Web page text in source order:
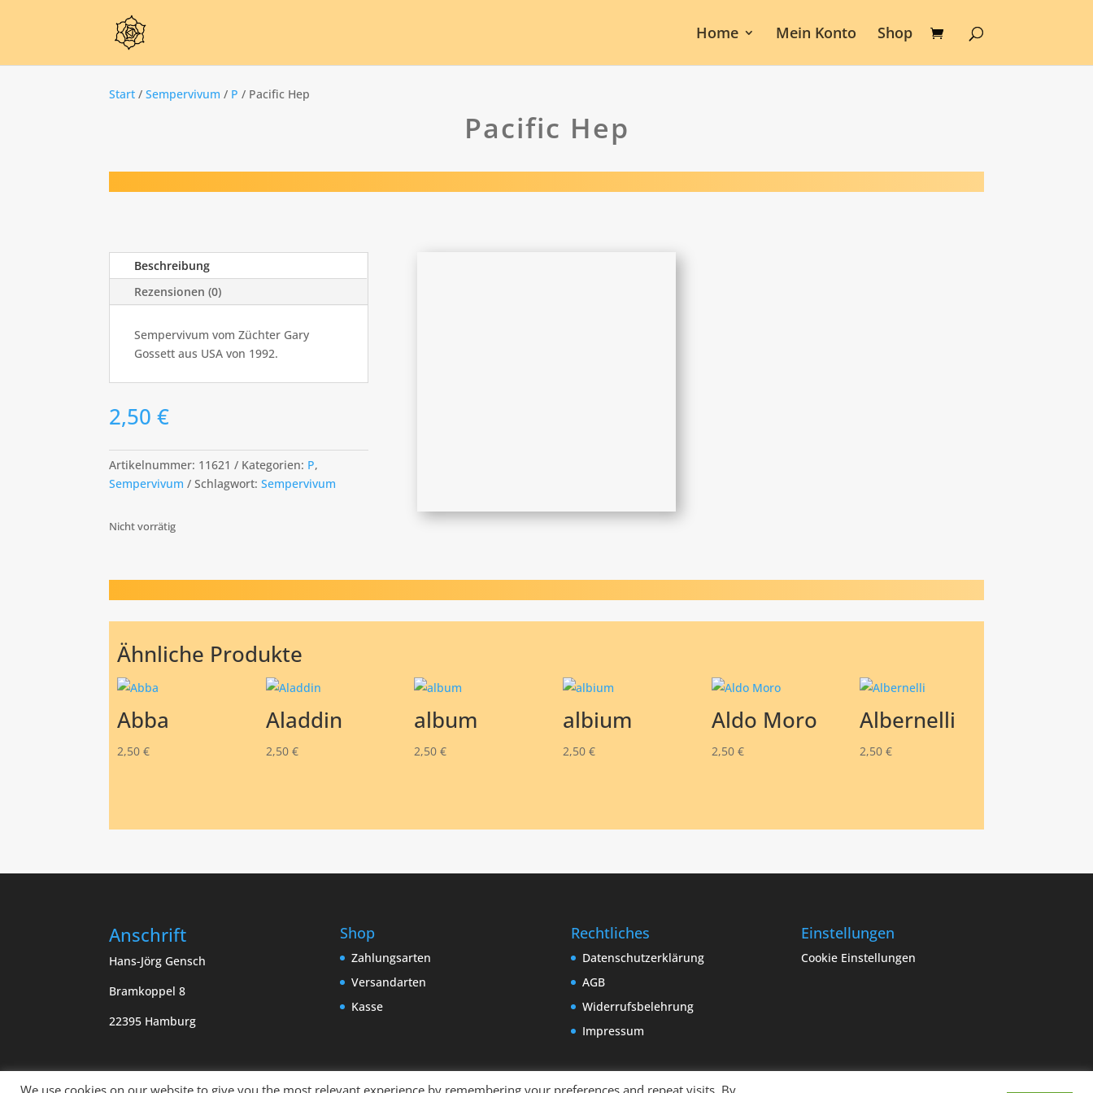
Home Mein Konto Shop
Start /Sempervivum / P / Pacific Hep
Pacific Hep
Beschreibung
Rezensionen (0)
Sempervivum vom Züchter Gary
Gossett aus USA von 1992.
2,50€
Artikelnummer: 11621 Kategorien: P,
Sempervivum
Schlagwort:Sempervivum
Nicht vorrätig
Ähnliche Produkte
Abba
2,50€
Aladdin
2,50 €
album
2,50€
albium
2,50 €
Aldo Moro
2,50 €
Albernelli
2,50€
Anschrift
Hans-Jörg Gensch
Bramkoppel 8
22395 Hamburg
Shop
Zahlungsarten
Versandarten
Kasse
Rechtliches
Datenschutzerklärung
AGB
Widerrufsbelehrung
Impressum
Einstellungen
Cookie Einstellungen
We use cookies on our website to give you the most relevant experience by remembering your preferences and repeat visits. By